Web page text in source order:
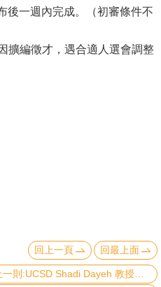
後一週內完成。（初審條件不
擴編徵才， 遇合適人選會調整
回上一頁
回最上面
一則:UCSD Shadi Dayeh 教授實驗室徵博士後以及博士生